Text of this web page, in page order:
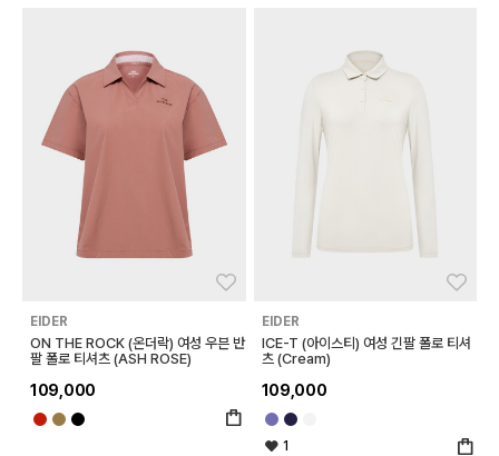
EIDER
ON THE ROCK (온더락) 여성 우븐 반
팔 폴로 티셔츠 (ASH ROSE)
109,000
EIDER
ICE-T (아이스티) 여성 긴팔 폴로 티셔
츠 (Cream)
109,000
1